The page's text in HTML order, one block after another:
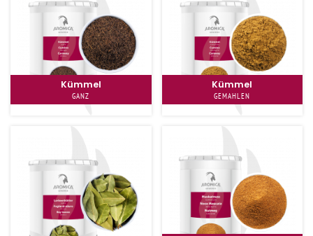
Kümmel
GANZ
Kümmel
GEMAHLEN